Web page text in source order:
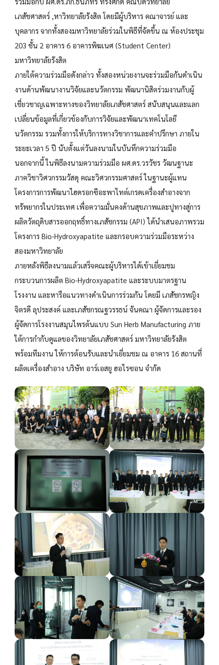
เภสัชศาสตร์ ,หาวิทยาลัยรังสิต โดยมีผู้บริหาร คณาจารย์ และ
บุคลากร จากทั้งสองมหาวิทยาลัยร่วมในพิธีที่จัดขึ้น ณ ห้องประชุม
203 ชั้น 2 อาคาร 6 อาคารพิฆเนศ (Student Center)
มหาวิทยาลัยรังสิต
ภายใต้ความร่วมมือดังกล่าว ทั้งสองหน่วยงานจะร่วมมือกันดำเนิน
งานด้านพัฒนางานวิจัยและนวัตกรรม พัฒนานิสิตร่วมงานกับผู้
เชี่ยวชาญเฉพาะทางของวิทยาลัยเภสัชศาสตร์ สนับสนุนและแลก
เปลี่ยนข้อมูลที่เกี่ยวข้องกับการวิจัยและพัฒนาเทคโนโลยี
นวัตกรรม รวมทั้งการให้บริการทางวิชาการและคำปรึกษา ภายใน
ระยะเวลา 5 ปี นับตั้งแต่วันลงนามในบันทึกความร่วมมือ
นอกจากนี้ ในพิธีลงนามความร่วมมือ ผศ.ดร.วรวัชร วัฒนฐานะ
ภาควิชาวิศวกรรมวัสดุ คณะวิศวกรรมศาสตร์ ในฐานะผู้แทน
โครงการการพัฒนาไฮดรอกซีอะพาไทต์เกรดเครื่องสำอางจาก
ทรัพยากรในประเทศ เพื่อความมั่นคงด้านสุขภาพและปูทางสู่การ
ผลิตวัตถุดิบสารออกฤทธิ์ทางเภสัชกรรม (API) ได้นำเสนอภาพรวม
โครงการ Bio-Hydroxyapatite และกรอบความร่วมมือระหว่าง
สองมหาวิทยาลัย
ภายหลังพิธีลงนามแล้วเสร็จคณะผู้บริหารได้เข้าเยี่ยมชม
กระบวนการผลิต Bio-Hydroxyapatite และระบบมาตรฐาน
โรงงาน และหารือแนวทางดำเนินการร่วมกัน โดยมี เภสัชกรหญิง
จิตรดี ลุประสงค์ และเภสัชกรณฐวรรธน์ จันคณา ผู้จัดการและรอง
ผู้จัดการโรงงานสมุนไพรต้นแบบ Sun Herb Manufacturing ภาย
ใต้การกำกับดูแลของวิทยาลัยเภสัชศาสตร์ มหาวิทยาลัยรังสิต
พร้อมทีมงาน ให้การต้อนรับและนำเยี่ยมชม ณ อาคาร 16 สถานที่
ผลิตเครื่องสำอาง บริษัท อาร์เอสยู ฮอไรซอน จำกัด